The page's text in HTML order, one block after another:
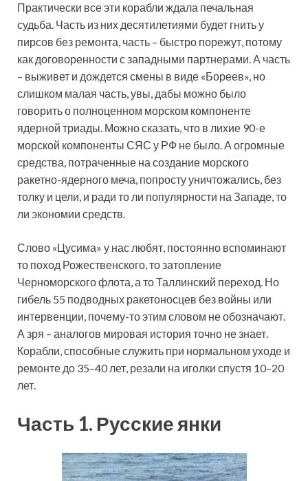
Практически все эти корабли ждала печальная
судьба. Часть из них десятилетиями будет гнить у
пирсов без ремонта, часть – быстро порежут, потому
как договоренности с западными партнерами. А часть
– выживет и дождется смены в виде «Бореев», но
слишком малая часть, увы, дабы можно было
говорить о полноценном морском компоненте
ядерной триады. Можно сказать, что в лихие 90-е
морской компоненты СЯС у РФ не было. А огромные
средства, потраченные на создание морского
ракетно-ядерного меча, попросту уничтожались, без
толку и цели, и ради то ли популярности на Западе, то
ли экономии средств.
Слово «Цусима» у нас любят, постоянно вспоминают
то поход Рожественского, то затопление
Черноморского флота, а то Таллинский переход. Но
гибель 55 подводных ракетоносцев без войны или
интервенции, почему-то этим словом не обозначают.
А зря – аналогов мировая история точно не знает.
Корабли, способные служить при нормальном уходе и
ремонте до 35–40 лет, резали на иголки спустя 10–20
лет.
Часть 1. Русские янки